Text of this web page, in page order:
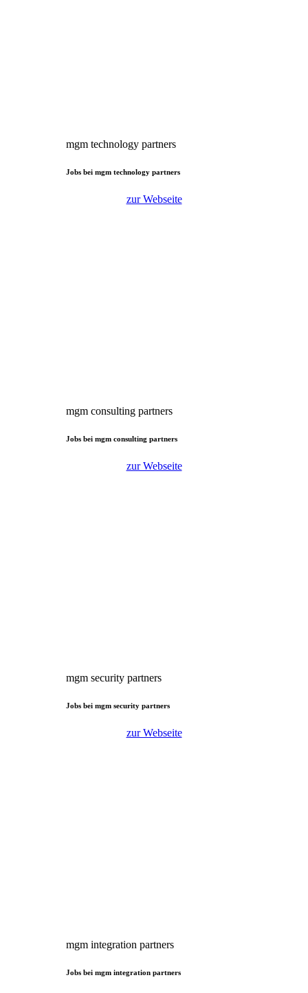
mgm technology partners
Jobs bei mgm technology partners
zur Webseite
mgm consulting partners
Jobs bei mgm consulting partners
zur Webseite
mgm security partners
Jobs bei mgm security partners
zur Webseite
mgm integration partners
Jobs bei mgm integration partners